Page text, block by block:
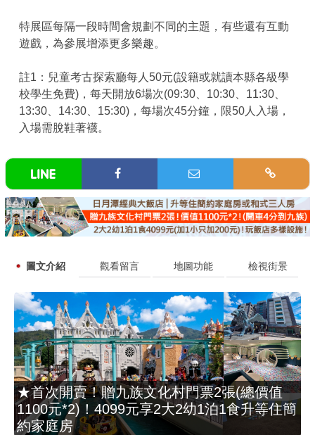
特展區每隔一段時間會規劃不同的主題，有些還有互動
遊戲，為參展增添更多樂趣。
註1：兒童考古探索廳每人50元(設籍或就讀本縣各級學
校學生免費)，每天開放6場次(09:30、10:30、11:30、
13:30、14:30、15:30)，每場次45分鐘，限50人入場，
入場需脫鞋著襪。
圖文介紹 觀看留言 地圖功能 檢視街景
★首次開賣！贈九族文化村門票2張(總價值
1100元*2)！4099元享2大2幼1泊1食升等住簡
約家庭房